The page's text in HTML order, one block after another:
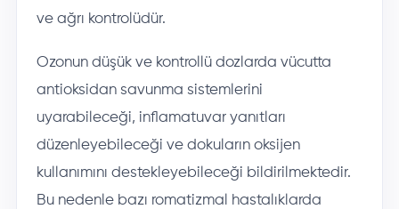
ve ağrı kontrolüdür.
Ozonun düşük ve kontrollü dozlarda vücutta
antioksidan savunma sistemlerini
uyarabileceği, inflamatuvar yanıtları
düzenleyebileceği ve dokuların oksijen
kullanımını destekleyebileceği bildirilmektedir.
Bu nedenle bazı romatizmal hastalıklarda